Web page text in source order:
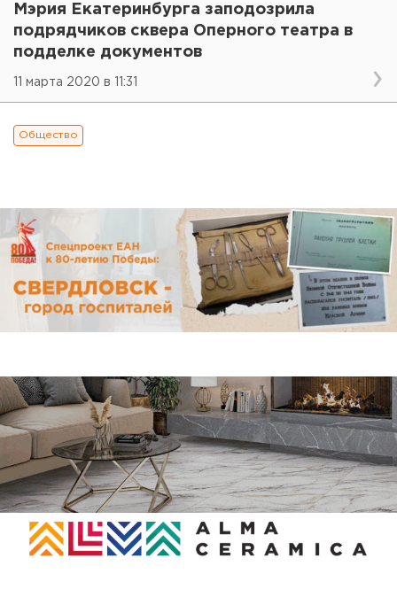
Мэрия Екатеринбурга заподозрила
подрядчиков сквера Оперного театра в
подделке документов
11 марта 2020 в 11:31
Общество